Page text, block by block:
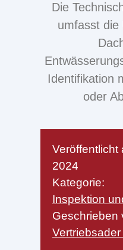
Die
umfasst die
Identifikation
oder
Veröffentlicht
2024
Kategorie:
Inspektion
Geschrieben